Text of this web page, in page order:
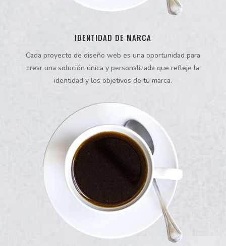
IDENTIDAD DE MARCA
Cada proyecto de diseño web es una oportunidad para
crear una solución única y personalizada que refleje la
identidad y los objetivos de tu marca.